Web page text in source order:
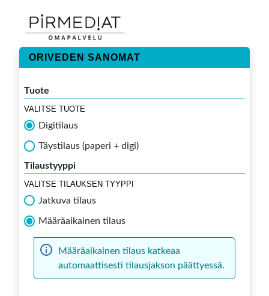
ORIVEDEN SANOMAT
Tuote
VALITSE TUOTE
Digitilaus
Täystilaus (paperi + digi)
Tilaustyyppi
VALITSE TILAUKSEN TYYPPI
Jatkuva tilaus
Määräaikainen tilaus
Määräaikainen tilaus katkeaa
automaattisesti tilausjakson päättyessä.